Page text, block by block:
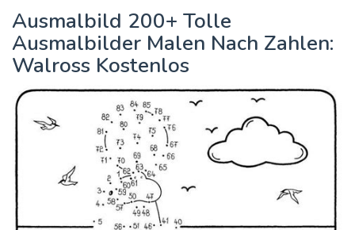
Ausmalbild 200+ Tolle
Ausmalbilder Malen Nach Zahlen:
Walross Kostenlos